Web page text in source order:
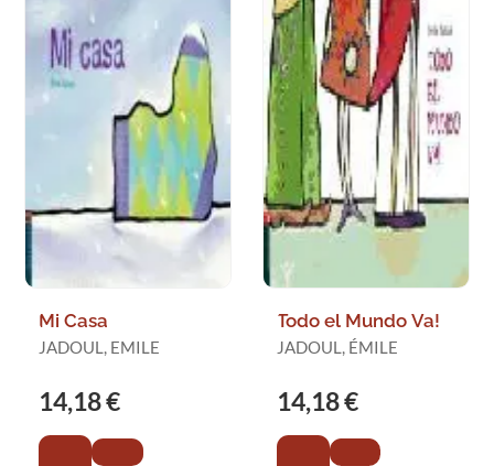
Mi Casa
JADOUL, EMILE
14,18 €
Todo el Mundo Va!
JADOUL, ÉMILE
14,18 €